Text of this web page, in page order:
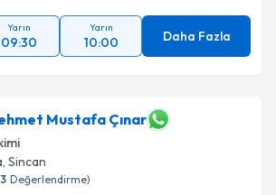
Yarın
09:30
Yarın
10:00 Daha Fazla
Mustafa Çınar
, Sincan
Değerlendirme)